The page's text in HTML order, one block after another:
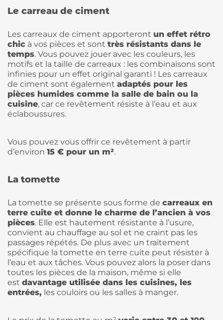
Le carreau de ciment
Les carreaux de ciment apporteront un effet rétro
chic à vos pièces et sont très résistants dans le
temps. Vous pouvez jouer avec les couleurs, les
motifs et la taille de carreaux : les combinaisons sont
infinies pour un effet original garanti ! Les carreaux
de ciment sont également adaptés pour les
pièces humides comme la salle de bain ou la
cuisine, car ce revêtement résiste à l’eau et aux
éclaboussures.
Vous pouvez vous offrir ce revêtement à partir
d’environ 15 € pour un m².
La tomette
La tomette se présente sous forme de carreaux en
terre cuite et donne le charme de l’ancien à vos
pièces. Elle est hautement résistante à l’usure,
convient au chauffage au sol et ne craint pas les
passages répétés. De plus avec un traitement
spécifique la tomette en terre cuite peut résister à
l’eau et aux tâches. Vous pouvez alors la poser dans
toutes les pièces de la maison, même si elle
est davantage utilisée dans les cuisines, les
entrées, les couloirs ou les salles à manger.